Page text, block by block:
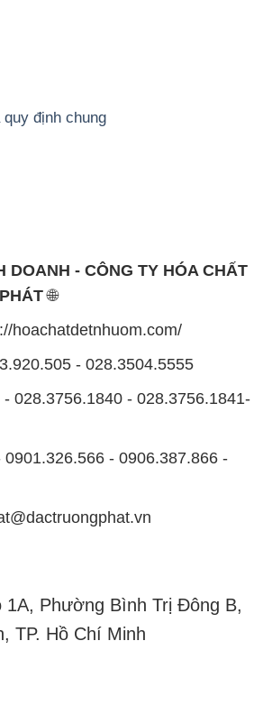
định chung
DOANH - CÔNG TY HÓA CHẤT
🌐
hoachatdetnhuom.com/
- 028.3504.5555
028.3756.1840 - 028.3756.1841-
- 0906.387.866 -
1A, Phường Bình Trị Đông B,
TP. Hồ Chí Minh